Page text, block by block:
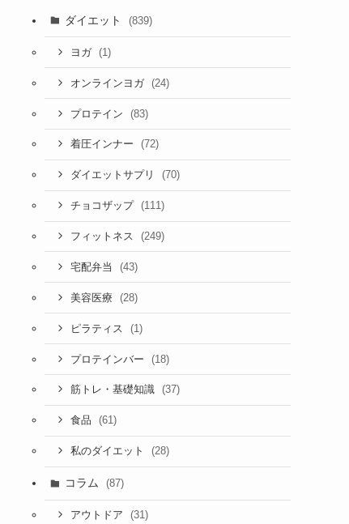
ダイエット (839)
ヨガ (1)
オンラインヨガ (24)
プロテイン (83)
着圧インナー (72)
ダイエットサプリ (70)
チョコザップ (111)
フィットネス (249)
宅配弁当 (43)
美容医療 (28)
ピラティス (1)
プロテインバー (18)
筋トレ・基礎知識 (37)
食品 (61)
私のダイエット (28)
コラム (87)
アウトドア (31)